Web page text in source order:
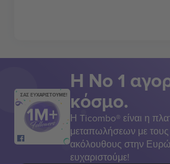
ΣΑΣ ΕΥΧΑΡΙΣΤΟΥΜΕ!
Η Νο 1
κόσμο.
Η Ticombo® είναι η
μεταπωλήσεων με
ακόλουθους στην
ευχαριστούμε!